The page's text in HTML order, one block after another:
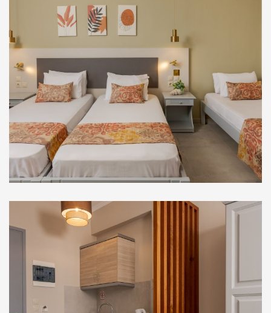
Στούντιο Ισογείου